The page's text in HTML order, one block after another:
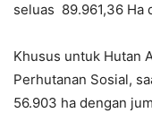
seluas 89.961,36 Ha
Khusus untuk Hutan
Perhutanan Sosial,
56.903 ha dengan